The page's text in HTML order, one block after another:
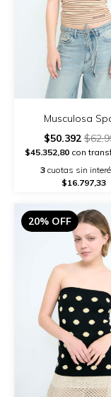
Musculosa
$50.392
$45.352,80con
3 cuotas sin
$16.797,33
20% OFF